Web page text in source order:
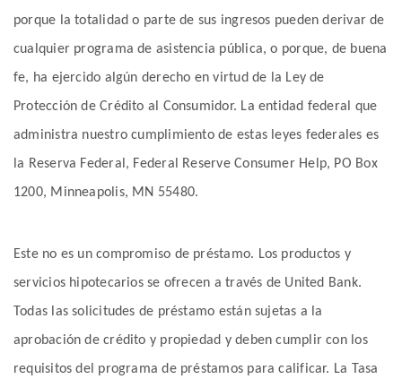
porque la totalidad o parte de sus ingresos pueden derivar de
cualquier programa de asistencia pública, o porque, de buena
fe, ha ejercido algún derecho en virtud de la Ley de
Protección de Crédito al Consumidor. La entidad federal que
administra nuestro cumplimiento de estas leyes federales es
la Reserva Federal, Federal Reserve Consumer Help, PO Box
1200, Minneapolis, MN 55480.
Este no es un compromiso de préstamo. Los productos y
servicios hipotecarios se ofrecen a través de United Bank.
Todas las solicitudes de préstamo están sujetas a la
aprobación de crédito y propiedad y deben cumplir con los
requisitos del programa de préstamos para calificar. La Tasa